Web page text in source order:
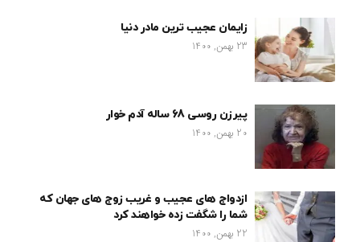
زایمان عجیب ترین مادر دنیا
23 بهمن, 1400
پیرزن روسی 68 ساله آدم خوار
20 بهمن, 1400
ازدواج های عجیب و غریب زوج های جهان که
شما را شگفت زده خواهند کرد
22 بهمن, 1400